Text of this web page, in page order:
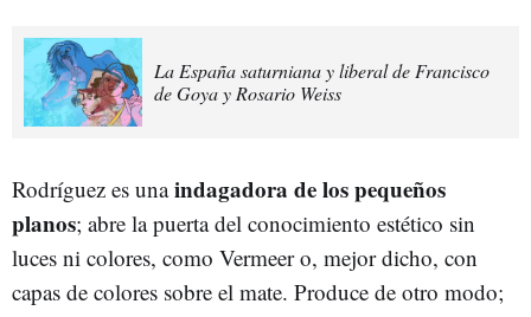
La España saturniana y liberal de Francisco
de Goya y Rosario Weiss
Rodríguez es unaindagadora de los pequeños
planos; abre la puerta del conocimiento estético sin
luces ni colores, como Vermeer o, mejor dicho, con
capas de colores sobre el mate. Produce de otro modo;